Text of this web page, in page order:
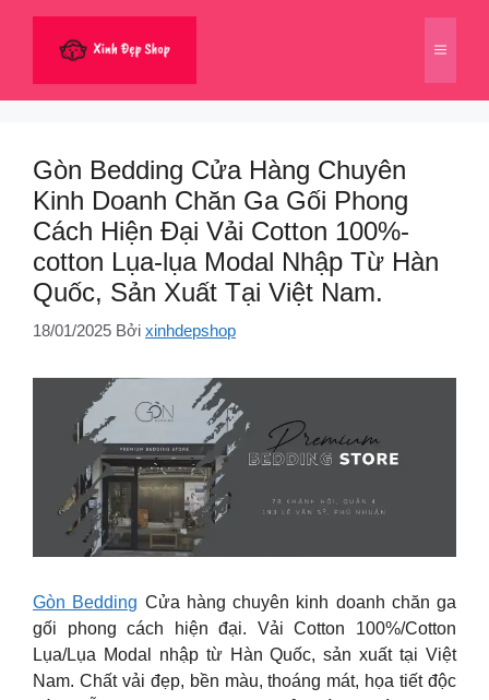
dung
Menu
Gòn Bedding Cửa Hàng Chuyên
Kinh Doanh Chăn Ga Gối Phong
Cách Hiện Đại Vải Cotton 100%-
cotton Lụa-lụa Modal Nhập Từ Hàn
Quốc, Sản Xuất Tại Việt Nam.
18/01/2025 Bởi xinhdepshop
Gòn Bedding Cửa hàng chuyên kinh doanh chăn ga
gối phong cách hiện đại. Vải Cotton 100%/Cotton
Lụa/Lụa Modal nhập từ Hàn Quốc, sản xuất tại Việt
Nam. Chất vải đẹp, bền màu, thoáng mát, họa tiết độc